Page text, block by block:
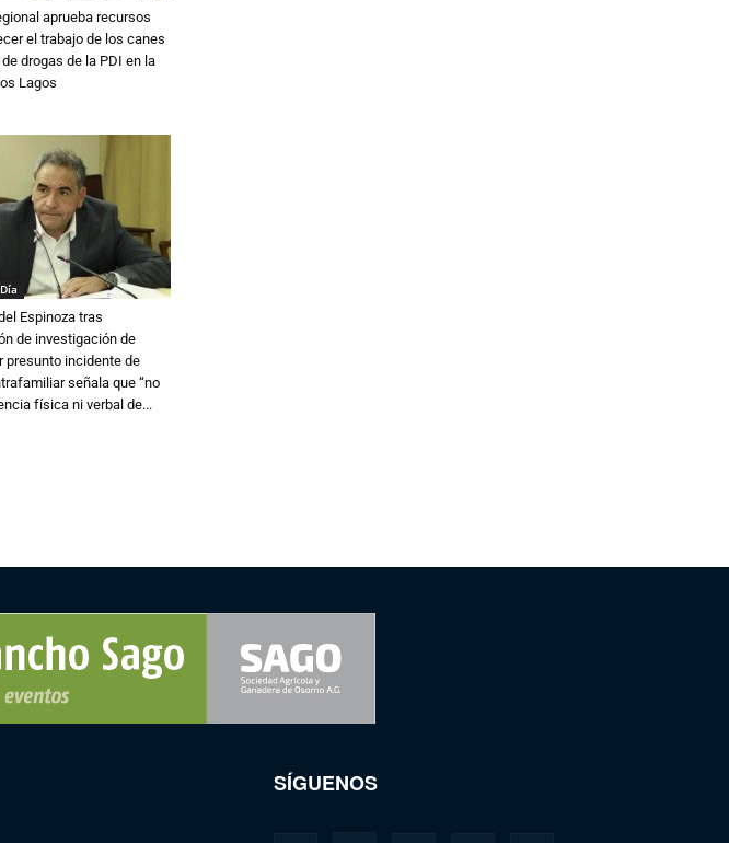
aprueba recursos
el trabajo de los canes
drogas de la PDI en la
Lagos
Espinoza tras
de investigación de
presunto incidente de
señala que “no
física ni verbal de...
SÍGUENOS